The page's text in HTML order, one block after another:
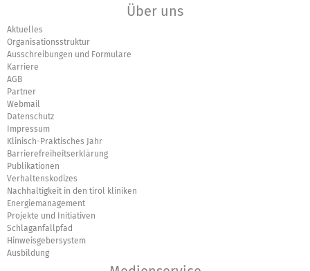
Über uns
Aktuelles
Organisationsstruktur
Ausschreibungen und Formulare
Karriere
AGB
Partner
Webmail
Datenschutz
Impressum
Klinisch-Praktisches Jahr
Barrierefreiheitserklärung
Publikationen
Verhaltenskodizes
Nachhaltigkeit in den tirol kliniken
Energiemanagement
Projekte und Initiativen
Schlaganfallpfad
Hinweisgebersystem
Ausbildung